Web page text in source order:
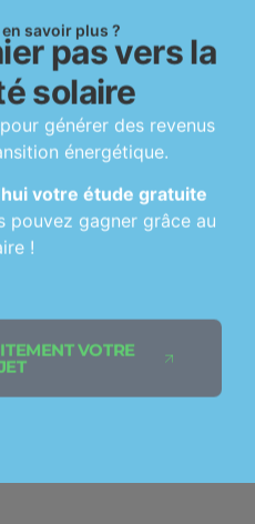
savoir plus ?
pas vers la
solaire
générer des revenus
énergétique.
votre étude gratuite
pouvez gagner grâce au
!
VOTRE